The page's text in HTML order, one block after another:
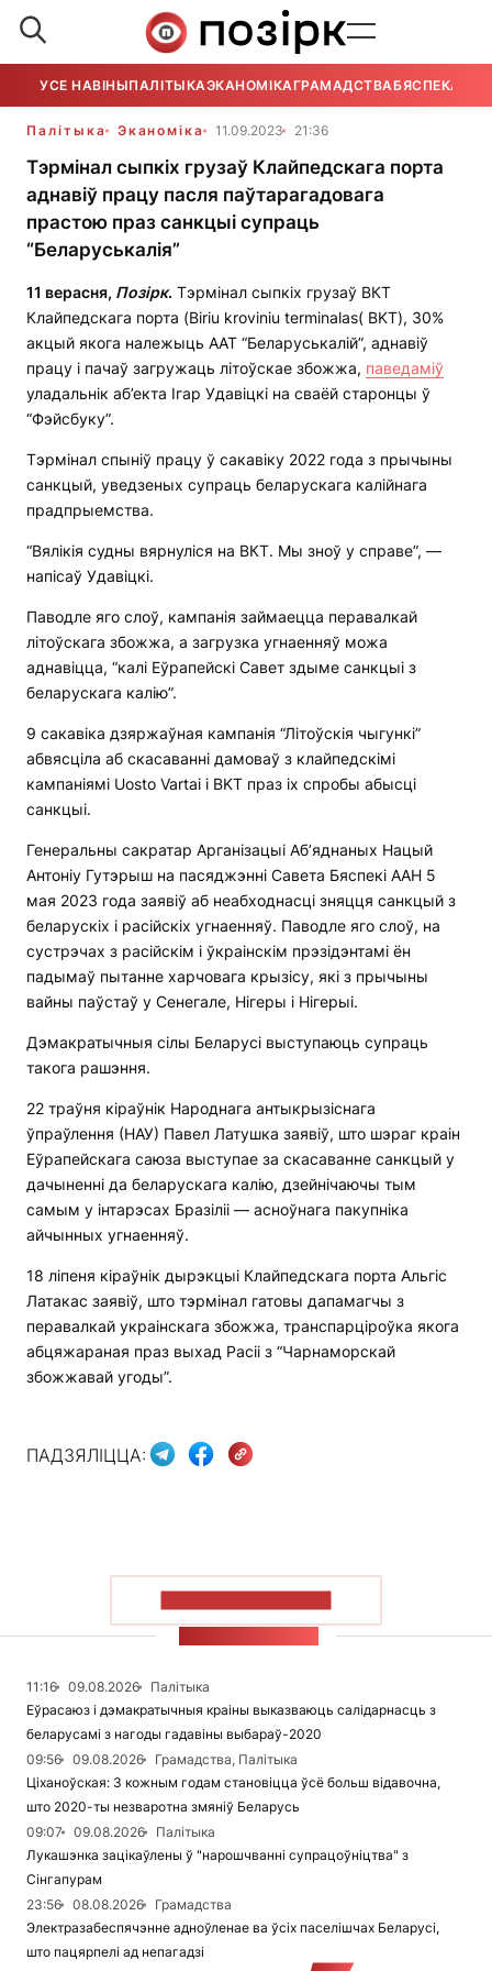
УСЕ НАВІНЫПАЛІТЫКАЭКАНОМІКАГРАМАДСТВАБЯСПЕКА
Палітыка Эканоміка 11.09.2023 21:36
Тэрмінал сыпкіх грузаў Клайпедскага порта
аднавіў працу пасля паўтарагадовага
прастою праз санкцыі супраць
“Беларуськалія”
11 верасня, Позірк. Тэрмінал сыпкіх грузаў ВКТ
Клайпедскага порта (Biriu kroviniu terminalas( BKT), 30%
акцый якога належыць ААТ “Беларуськалій”, аднавіў
працу і пачаў загружаць літоўскае збожжа, паведаміў
уладальнік аб’екта Ігар Удавіцкі на сваёй старонцы ў
“Фэйсбуку”.
Тэрмінал спыніў працу ў сакавіку 2022 года з прычыны
санкцый, уведзеных супраць беларускага калійнага
прадпрыемства.
“Вялікія судны вярнуліся на ВКТ. Мы зноў у справе”, —
напісаў Удавіцкі.
Паводле яго слоў, кампанія займаецца перавалкай
літоўскага збожжа, а загрузка угнаенняў можа
аднавіцца, “калі Еўрапейскі Савет здыме санкцыі з
беларускага калію”.
9 сакавіка дзяржаўная кампанія “Літоўскія чыгункі”
абвясціла аб скасаванні дамоваў з клайпедскімі
кампаніямі Uosto Vartai і BKT праз іх спробы абысці
санкцыі.
Генеральны сакратар Арганізацыі Аб’яднаных Нацый
Антоніу Гутэрыш на пасяджэнні Савета Бяспекі ААН 5
мая 2023 года заявіў аб неабходнасці зняцця санкцый з
беларускіх і расійскіх угнаенняў. Паводле яго слоў, на
сустрэчах з расійскім і ўкраінскім прэзідэнтамі ён
падымаў пытанне харчовага крызісу, які з прычыны
вайны паўстаў у Сенегале, Нігеры і Нігерыі.
Дэмакратычныя сілы Беларусі выступаюць супраць
такога рашэння.
22 траўня кіраўнік Народнага антыкрызіснага
ўпраўлення (НАУ) Павел Латушка заявіў, што шэраг краін
Еўрапейскага саюза выступае за скасаванне санкцый у
дачыненні да беларускага калію, дзейнічаючы тым
самым у інтарэсах Бразіліі — асноўнага пакупніка
айчынных угнаенняў.
18 ліпеня кіраўнік дырэкцыі Клайпедскага порта Альгіс
Латакас заявіў, што тэрмінал гатовы дапамагчы з
перавалкай украінскага збожжа, транспарціроўка якога
абцяжараная праз выхад Расіі з “Чарнаморскай
збожжавай угоды”.
ПАДЗЯЛІЦЦА:
11:16 09.08.2026
Палітыка
Еўрасаюз і дэмакратычныя краіны выказваюць салідарнасць з
беларусамі з нагоды гадавіны выбараў-2020
09:56
09.08.2026
Грамадства, Палітыка
Ціханоўская: З кожным годам становіцца ўсё больш відавочна,
што 2020-ты незваротна змяніў Беларусь
09:07
09.08.2026
Палітыка
Лукашэнка зацікаўлены ў "нарошчванні супрацоўніцтва" з
Сінгапурам
23:56
08.08.2026
Грамадства
Электразабеспячэнне адноўленае ва ўсіх паселішчах Беларусі,
што пацярпелі ад непагадзі